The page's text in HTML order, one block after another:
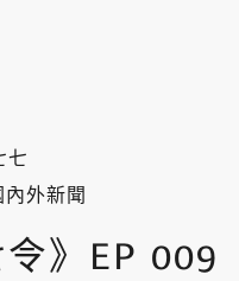
七
內外新聞
令》EP 009